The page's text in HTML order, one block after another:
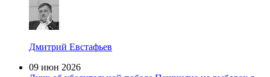
Дмитрий Евстафьев
09 июн 2026